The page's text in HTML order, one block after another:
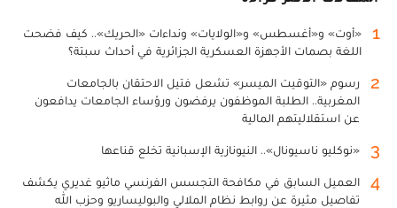
1
«أوت» و«أغسطس» و«الولايات» ونداءات «الحريك».. كيف فضحت
اللغة بصمات الأجهزة العسكرية الجزائرية في أحداث سبتة؟
2
رسوم «التوقيت الميسر» تشعل فتيل الاحتقان بالجامعات
المغربية.. الطلبة الموظفون يرفضون ورؤساء الجامعات يدافعون
عن استقلاليتهم المالية
3 «نوكليو ناسيونال».. النيونازية الإسبانية تخلع قناعها
4
العميل السابق في مكافحة التجسس الفرنسي ماثيو غديري يكشف
تفاصيل مثيرة عن روابط نظام الملالي والبوليساريو وحزب الله